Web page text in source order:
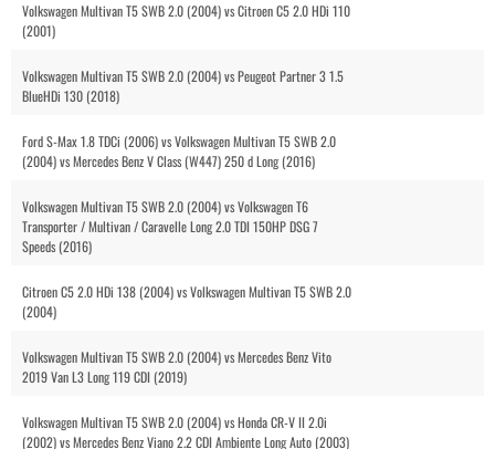
Volkswagen Multivan T5 SWB 2.0 (2004) vs Citroen C5 2.0 HDi 110
(2001)
Volkswagen Multivan T5 SWB 2.0 (2004) vs Peugeot Partner 3 1.5
BlueHDi 130 (2018)
Ford S-Max 1.8 TDCi (2006) vs Volkswagen Multivan T5 SWB 2.0
(2004) vs Mercedes Benz V Class (W447) 250 d Long (2016)
Volkswagen Multivan T5 SWB 2.0 (2004) vs Volkswagen T6
Transporter / Multivan / Caravelle Long 2.0 TDI 150HP DSG 7
Speeds (2016)
Citroen C5 2.0 HDi 138 (2004) vs Volkswagen Multivan T5 SWB 2.0
(2004)
Volkswagen Multivan T5 SWB 2.0 (2004) vs Mercedes Benz Vito
2019 Van L3 Long 119 CDI (2019)
Volkswagen Multivan T5 SWB 2.0 (2004) vs Honda CR-V II 2.0i
(2002) vs Mercedes Benz Viano 2.2 CDI Ambiente Long Auto (2003)